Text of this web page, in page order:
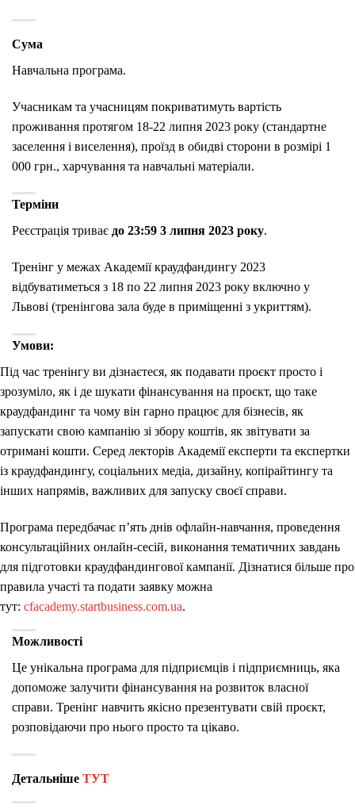
Сума
Навчальна програма.
Учасникам та учасницям покриватимуть вартість
проживання протягом 18-22 липня 2023 року (стандартне
заселення і виселення), проїзд в обидві сторони в розмірі 1
000 грн., харчування та навчальні матеріали.
Терміни
Реєстрація триває до 23:59 3 липня 2023 року.
Тренінг у межах Академії краудфандингу 2023
відбуватиметься з 18 по 22 липня 2023 року включно у
Львові (тренінгова зала буде в приміщенні з укриттям).
Умови:
Під час тренінгу ви дізнаєтеся, як подавати проєкт просто і
зрозуміло, як і де шукати фінансування на проєкт, що таке
краудфандинг та чому він гарно працює для бізнесів, як
запускати свою кампанію зі збору коштів, як звітувати за
отримані кошти. Серед лекторів Академії експерти та експертки
із краудфандингу, соціальних медіа, дизайну, копірайтингу та
інших напрямів, важливих для запуску своєї справи.
Програма передбачає п’ять днів офлайн-навчання, проведення
консультаційних онлайн-сесій, виконання тематичних завдань
для підготовки краудфандингової кампанії. Дізнатися більше про
правила участі та подати заявку можна
тут: cfacademy.startbusiness.com.ua.
Можливості
Це унікальна програма для підприємців і підприємниць, яка
допоможе залучити фінансування на розвиток власної
справи. Тренінг навчить якісно презентувати свій проєкт,
розповідаючи про нього просто та цікаво.
Детальніше ТУТ